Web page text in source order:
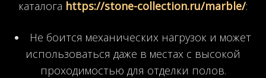
каталога https://stone-collection.ru/marble/:
Не боится механических нагрузок и может
использоваться даже в местах с высокой
проходимостью для отделки полов.